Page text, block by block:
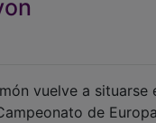
vuelve a
de